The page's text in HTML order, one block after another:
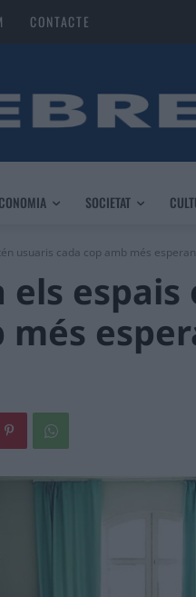
CONTACTE
SOCIETAT
usuaris cada cop amb més
els
més